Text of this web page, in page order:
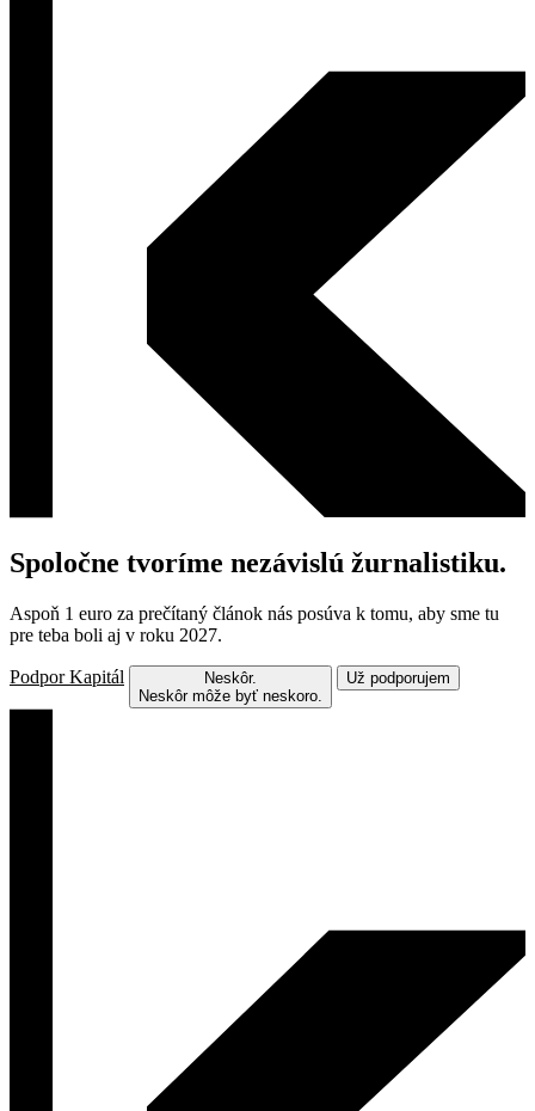
Spoločne tvoríme nezávislú žurnalistiku.
Aspoň 1 euro za prečítaný článok nás posúva k tomu, aby sme tu
pre teba boli aj v roku 2027.
Podpor Kapitál
Neskôr.
Neskôr môže byť neskoro.
Už podporujem